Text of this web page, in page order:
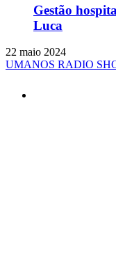
Gestão
Luca
22 maio 2024
UMANOS RADIO